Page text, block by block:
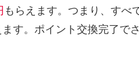
もらえます。つまり、すべ
す。ポイント交換完了で